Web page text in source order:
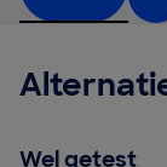
Wel getest